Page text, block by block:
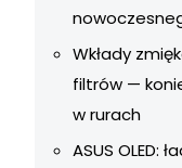
Wkłady
filtrów —
w rurach
ASUS OLED: